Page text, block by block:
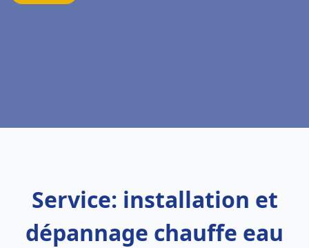
Service: installation et
dépannage chauffe eau